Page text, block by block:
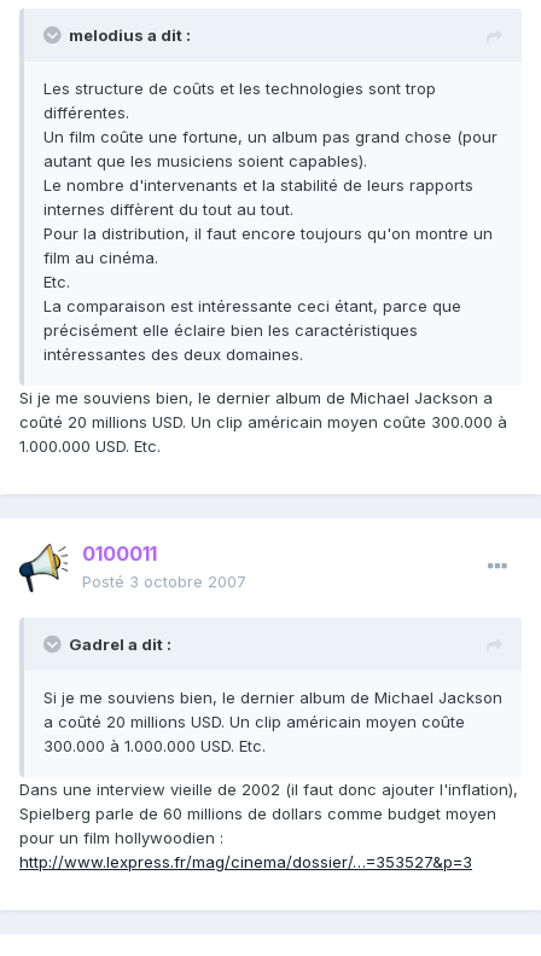
melodius a dit :
Les structure de coûts et les technologies sont trop
différentes.
Un film coûte une fortune, un album pas grand chose (pour
autant que les musiciens soient capables).
Le nombre d'intervenants et la stabilité de leurs rapports
internes diffèrent du tout au tout.
Pour la distribution, il faut encore toujours qu'on montre un
film au cinéma.
Etc.
La comparaison est intéressante ceci étant, parce que
précisément elle éclaire bien les caractéristiques
intéressantes des deux domaines.
Si je me souviens bien, le dernier album de Michael Jackson a
coûté 20 millions USD. Un clip américain moyen coûte 300.000 à
1.000.000 USD. Etc.
0100011
Posté 3 octobre 2007
Gadrel a dit :
Si je me souviens bien, le dernier album de Michael Jackson
a coûté 20 millions USD. Un clip américain moyen coûte
300.000 à 1.000.000 USD. Etc.
Dans une interview vieille de 2002 (il faut donc ajouter l'inflation),
Spielberg parle de 60 millions de dollars comme budget moyen
pour un film hollywoodien :
http://www.lexpress.fr/mag/cinema/dossier/…=353527&p=3